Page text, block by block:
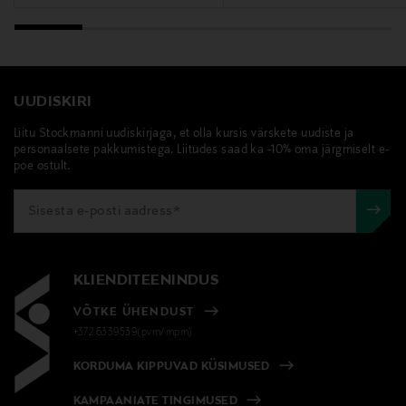
15912376
Scandinavian Cosmetics AB
Tootja aadress
info@scandinaviancosmetics.se
Märksõnad
SENSAI, näokreem, kreem, näohooldus
UUDISKIRI
Liitu Stockmanni uudiskirjaga, et olla kursis värskete uudiste ja
personaalsete pakkumistega. Liitudes saad ka -10% oma järgmiselt e-
poe ostult.
KLIENDITEENINDUS
VÕTKE ÜHENDUST
+372 6339539(pvm/mpm)
KORDUMA KIPPUVAD KÜSIMUSED
KAMPAANIATE TINGIMUSED